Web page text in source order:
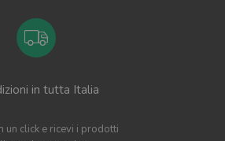
in tutta Italia
un click e ricevi i prodotti